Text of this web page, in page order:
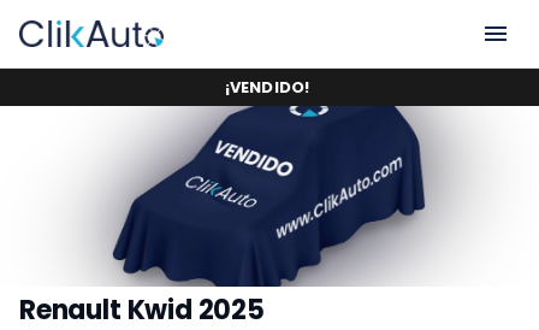
¡VENDIDO!
Renault Kwid 2025